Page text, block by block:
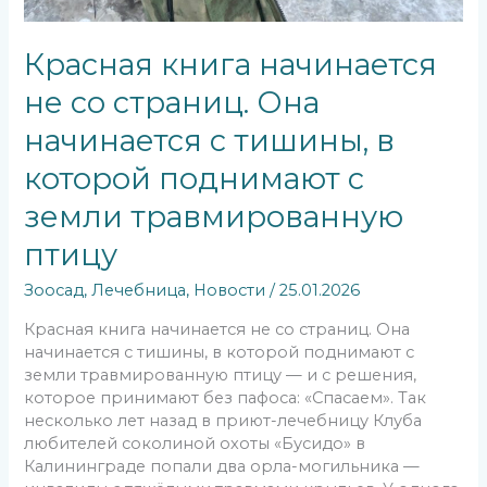
Красная книга начинается
не со страниц. Она
начинается с тишины, в
которой поднимают с
земли травмированную
птицу
Зоосад,Лечебница, Новости /25.01.2026
Красная книга начинается не со страниц. Она
начинается с тишины, в которой поднимают с
земли травмированную птицу — и с решения,
которое принимают без пафоса: «Спасаем». Так
несколько лет назад в приют-лечебницу Клуба
любителей соколиной охоты «Бусидо» в
Калининграде попали два орла-могильника —